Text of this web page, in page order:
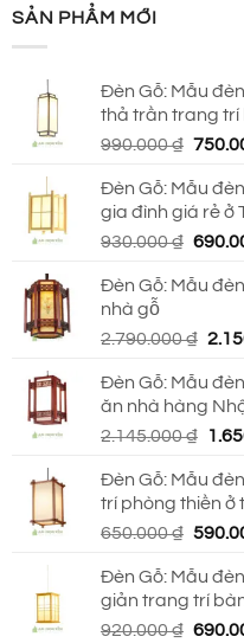
SẢN PHẨM MỚI
Đèn Gỗ: Mẫu
thả trần trang trí
990.000₫ Giá
là:
Đèn Gỗ: Mẫu
gia đình giá rẻ ở
930.000₫ Giá
là:
Đèn Gỗ: Mẫu
nhà gỗ
2.790.000₫ Giá
là:
Đèn Gỗ: Mẫu
ăn nhà hàng
2.145.000₫
Giá
là:
Đèn Gỗ: Mẫu
trí phòng thiền ở
650.000₫ Giá
là:
Đèn Gỗ: Mẫu
giản trang trí
920.000₫ Giá